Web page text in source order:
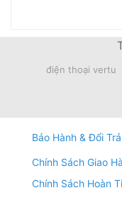
điện thoại vertu
Bảo Hành & Đổi Trả
Chính Sách Giao
Chính Sách Hoàn